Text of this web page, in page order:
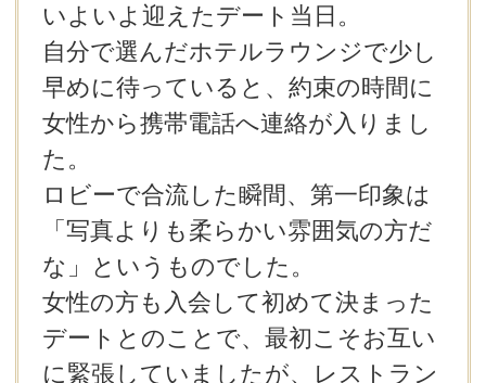
いよいよ迎えたデート当日。
自分で選んだホテルラウンジで少し
早めに待っていると、約束の時間に
女性から携帯電話へ連絡が入りまし
た。
ロビーで合流した瞬間、第一印象は
「写真よりも柔らかい雰囲気の方だ
な」というものでした。
女性の方も入会して初めて決まった
デートとのことで、最初こそお互い
に緊張していましたが、レストラン